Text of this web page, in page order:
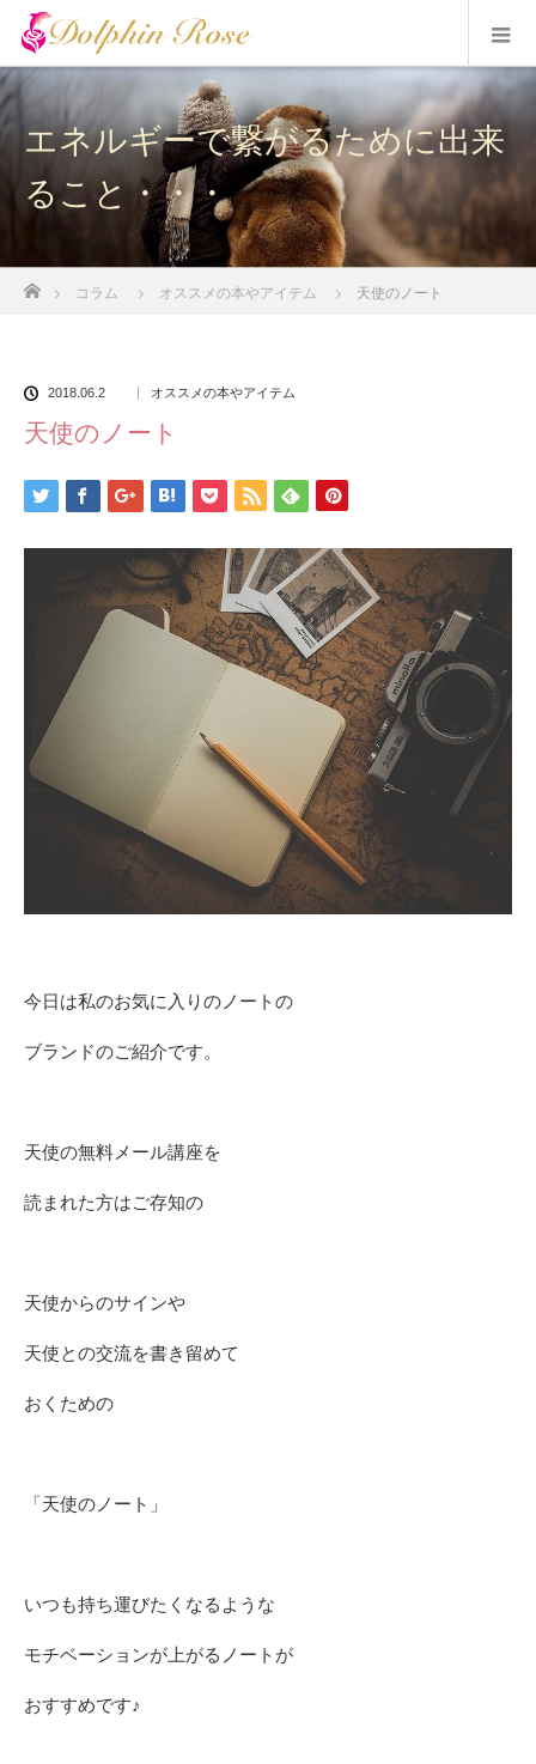
エネルギーで繋がるために出来
ること・・・
コラム オススメの本やアイテム 天使のノート
2018.06.2 オススメの本やアイテム
天使のノート
今日は私のお気に入りのノートの
ブランドのご紹介です。
天使の無料メール講座を
読まれた方はご存知の
天使からのサインや
天使との交流を書き留めて
おくための
「天使のノート」
いつも持ち運びたくなるような
モチベーションが上がるノートが
おすすめです♪